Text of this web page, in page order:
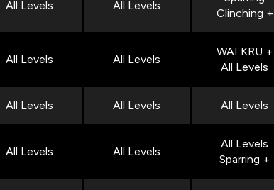
All Levels All Levels
Clinching +
All Levels All Levels
WAI KRU +
All Levels
All Levels All Levels All Levels
All Levels All Levels
All Levels
Sparring +